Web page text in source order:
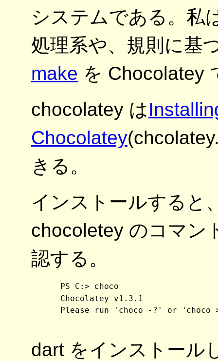
システムである。私
処理系や、規則に基
make を Chocolatey
chocolatey は
Chocolatey
きる。
インストールすると
chocoletey のコマン
認する。
      PS C:>
choco
      Chocolatey v1.3.1
Please run 'choco -?' or 'choco
dart をインストール